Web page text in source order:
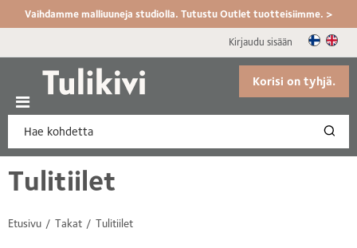
Vaihdamme malliuuneja studiolla. Tutustu Outlet tuotteisiimme. >
Kirjaudu sisään
Korisi on tyhjä.
Etusivu Takat Tulitiilet
Tulitiilet